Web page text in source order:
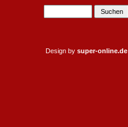
Design by super-online.de